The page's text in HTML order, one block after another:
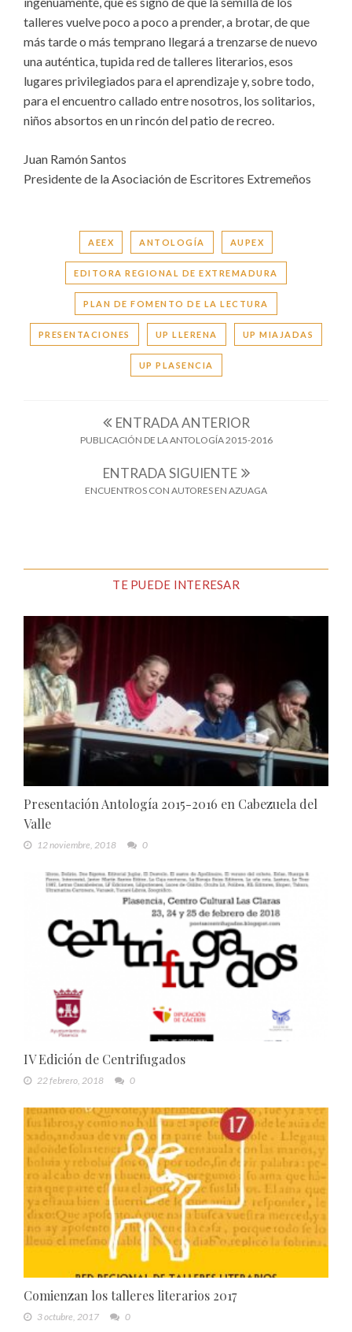
talleres vuelve poco a poco a prender, a brotar, de que
más tarde o más temprano llegará a trenzarse de nuevo
una auténtica, tupida red de talleres literarios, esos
lugares privilegiados para el aprendizaje y, sobre todo,
para el encuentro callado entre nosotros, los solitarios,
niños absortos en un rincón del patio de recreo.
Juan Ramón Santos
Presidente de la Asociación de Escritores Extremeños
AEEX ANTOLOGÍA AUPEX
EDITORA REGIONAL DE EXTREMADURA
PLAN DE FOMENTO DE LA LECTURA
PRESENTACIONES UP LLERENA UP MIAJADAS
UP PLASENCIA
ENTRADA ANTERIOR
PUBLICACIÓN DE LA ANTOLOGÍA 2015-2016
ENTRADA SIGUIENTE
ENCUENTROS CON AUTORES EN AZUAGA
TE PUEDE INTERESAR
Presentación Antología 2015-2016 en Cabezuela del
Valle
12 noviembre, 2018 0
IV Edición de Centrifugados
22 febrero, 2018 0
Comienzan los talleres literarios 2017
3 octubre, 2017 0